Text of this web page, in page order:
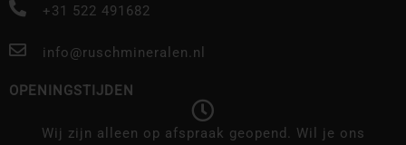
+31 522 491682
info@ruschmineralen.nl
OPENINGSTIJDEN
Wij zijn alleen op afspraak geopend. Wil je ons